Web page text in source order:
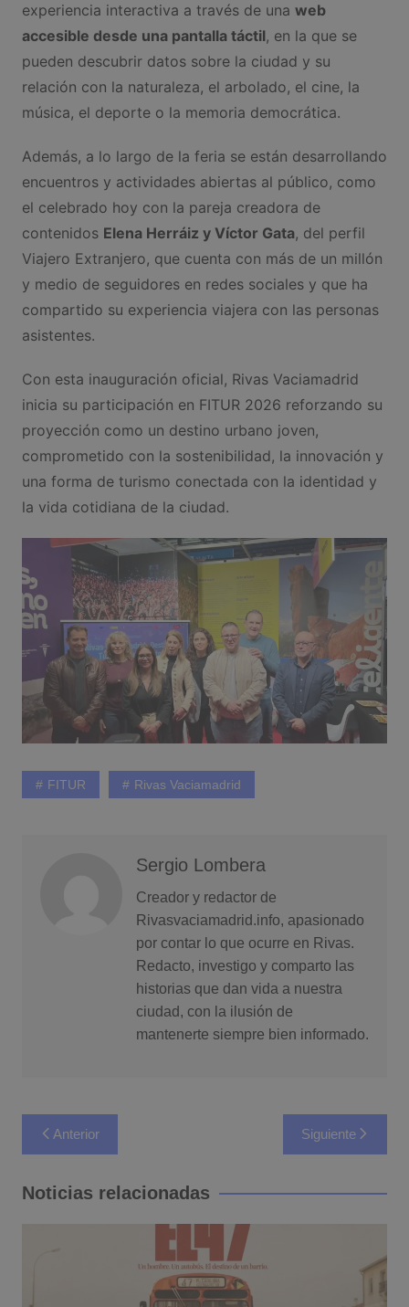
experiencia interactiva a través de una web
accesible desde una pantalla táctil, en la que se
pueden descubrir datos sobre la ciudad y su
relación con la naturaleza, el arbolado, el cine, la
música, el deporte o la memoria democrática.
Además, a lo largo de la feria se están desarrollando
encuentros y actividades abiertas al público, como
el celebrado hoy con la pareja creadora de
contenidos Elena Herráiz y Víctor Gata, del perfil
Viajero Extranjero, que cuenta con más de un millón
y medio de seguidores en redes sociales y que ha
compartido su experiencia viajera con las personas
asistentes.
Con esta inauguración oficial, Rivas Vaciamadrid
inicia su participación en FITUR 2026 reforzando su
proyección como un destino urbano joven,
comprometido con la sostenibilidad, la innovación y
una forma de turismo conectada con la identidad y
la vida cotidiana de la ciudad.
FITUR Rivas Vaciamadrid
Sergio Lombera
Creador y redactor de
Rivasvaciamadrid.info, apasionado
por contar lo que ocurre en Rivas.
Redacto, investigo y comparto las
historias que dan vida a nuestra
ciudad, con la ilusión de
mantenerte siempre bien informado.
Navegación
de
entradas
Anterior Siguiente
Noticias relacionadas